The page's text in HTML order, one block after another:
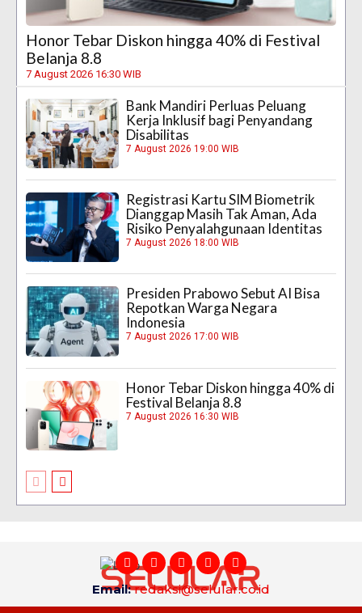
Honor Tebar Diskon hingga 40% di Festival
Belanja 8.8
7 August 2026 16:30 WIB
Bank Mandiri Perluas Peluang
Kerja Inklusif bagi Penyandang
Disabilitas
7 August 2026 19:00 WIB
Registrasi Kartu SIM Biometrik
Dianggap Masih Tak Aman, Ada
Risiko Penyalahgunaan Identitas
7 August 2026 18:00 WIB
Presiden Prabowo Sebut AI Bisa
Repotkan Warga Negara
Indonesia
7 August 2026 17:00 WIB
Honor Tebar Diskon hingga 40% di
Festival Belanja 8.8
7 August 2026 16:30 WIB
Email:redaksi@selular.co.id